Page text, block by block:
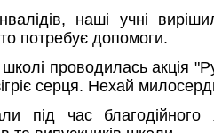
наші учні
потребує допомоги.
проводилась акція
серця. Нехай
під час